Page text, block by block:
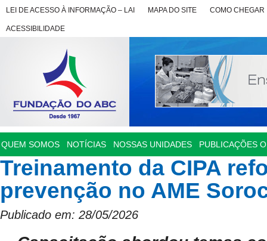
LEI DE ACESSO À INFORMAÇÃO – LAI MAPA DO SITE COMO CHEGAR
ACESSIBILIDADE
QUEM SOMOS NOTÍCIAS NOSSAS UNIDADES PUBLICAÇÕES
Treinamento da CIPA
prevenção no AME
Publicado em: 28/05/2026